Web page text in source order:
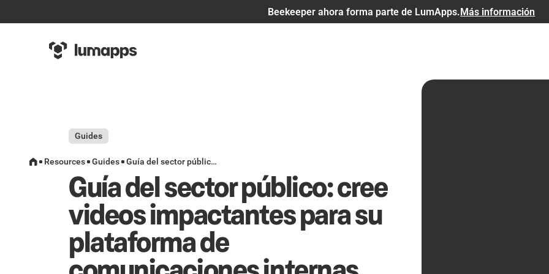
Beekeeper ahora forma parte de LumApps.Más información
Guides
Guía del sector público: cree
videos impactantes para su
plataforma de
Resources Guides Guía del sector público: cree videos impactantes para su plataforma de comunicaciones internas